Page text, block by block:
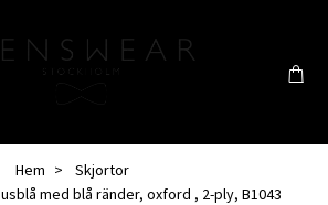
Hem
Skjortor
med blå ränder, oxford , 2-ply, B1043